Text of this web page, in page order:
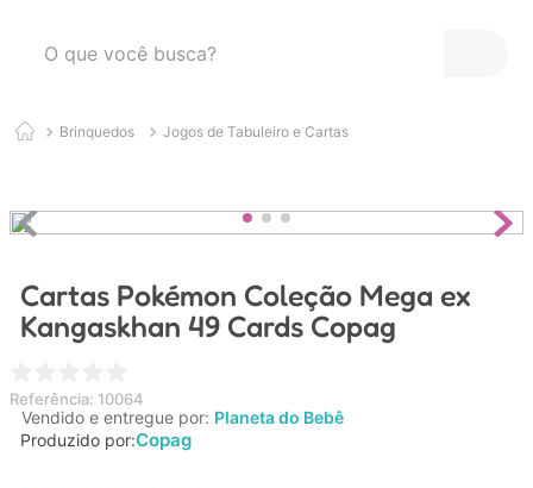
Brinquedos Jogos de Tabuleiro e Cartas
Cartas Pokémon Coleção Mega ex
Kangaskhan 49 Cards Copag
Referência: 10064
Vendido e entregue por: Planeta do Bebê
Produzido por:Copag
1 º
carro
5º
chupeta
nuk
7
carrinho bebe
8º
mamadeira